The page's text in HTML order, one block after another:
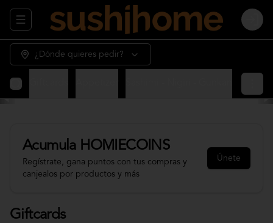
Abrir menu de navegación Login
¿Dónde quieres pedir?
Acumula HOMIECOINS
Regístrate, gana puntos con tus compras y
canjealos por productos y más
Únete
Giftcards